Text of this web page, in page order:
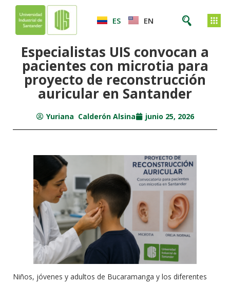
ES EN
Especialistas UIS convocan a
pacientes con microtia para
proyecto de reconstrucción
auricular en Santander
Yuriana Calderón Alsina junio 25, 2026
Niños, jóvenes y adultos de Bucaramanga y los diferentes